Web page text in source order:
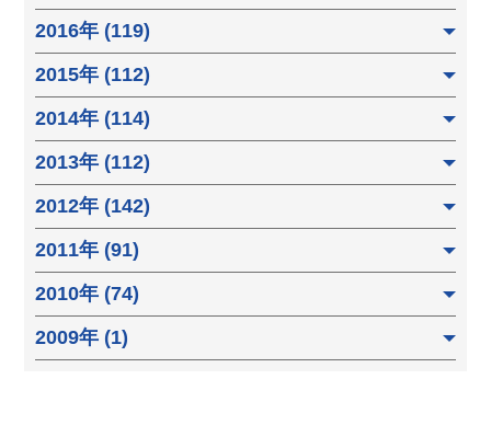
2016年 (119)
2015年 (112)
2014年 (114)
2013年 (112)
2012年 (142)
2011年 (91)
2010年 (74)
2009年 (1)